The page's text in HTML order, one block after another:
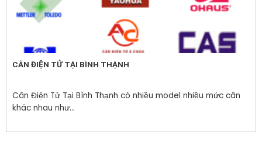
CÂN ĐIỆN TỬ TẠI BÌNH THẠNH
Cân Điện Tử Tại Bình Thạnh có nhiều model nhiều mức cân
khác nhau như...